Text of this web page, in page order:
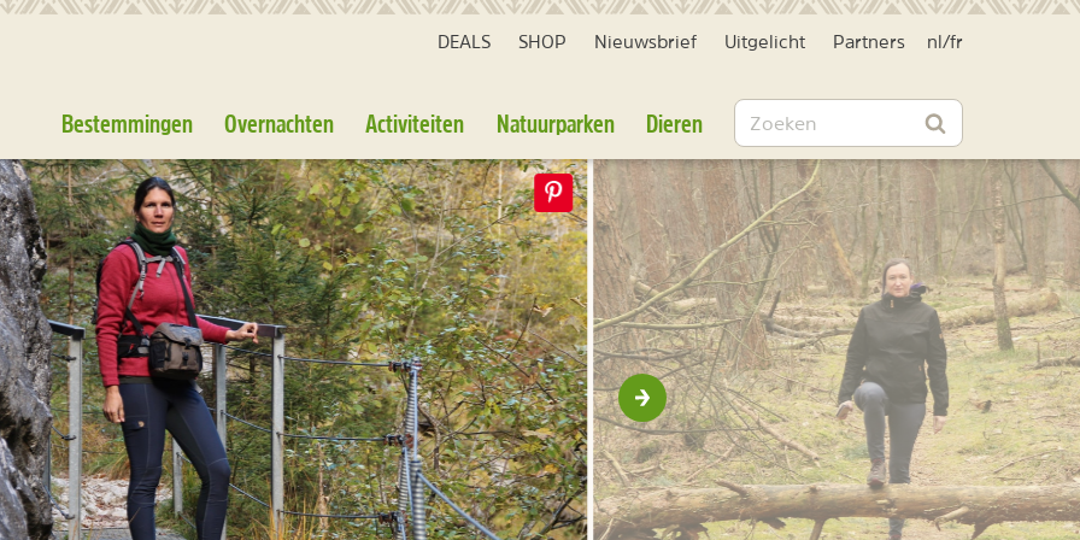
DEALS SHOP Nieuwsbrief Uitgelicht Partners nl /fr
Bestemmingen Overnachten Activiteiten Natuurparken Dieren Zoeken
Zoeken
Volgende